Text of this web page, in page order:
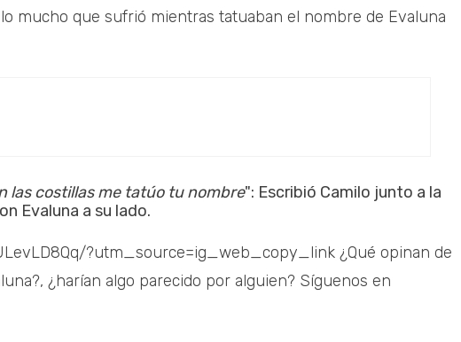
mucho que sufrió mientras tatuaban el nombre de Evaluna
las costillas me tatúo tu nombre": Escribió Camilo junto a la
Evaluna a su lado.
?utm_source=ig_web_copy_link ¿Qué opinan de
¿harían algo parecido por alguien? Síguenos en